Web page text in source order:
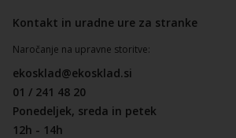
Kontakt in uradne ure za stranke
Naročanje na upravne storitve:
ekosklad@ekosklad.si
01 / 241 48 20
Ponedeljek, sreda in petek
12h - 14h